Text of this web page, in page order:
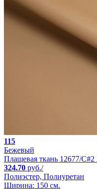
115
Бежевый
Плащевая ткань 12677/
324.70 руб./
Полиэстер, Полиуретан
Ширина: 150 см.